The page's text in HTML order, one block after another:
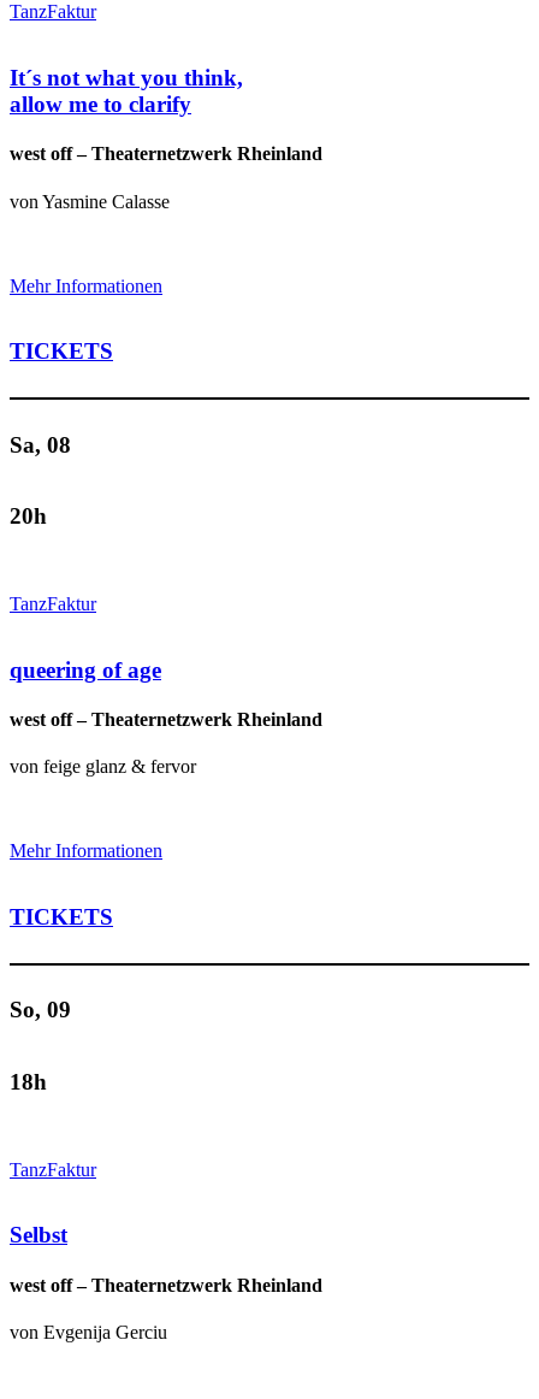
TanzFaktur
It´s not what you think,
allow me to clarify
west off – Theaternetzwerk Rheinland
von Yasmine Calasse
Mehr Informationen
TICKETS
Sa, 08
20h
TanzFaktur
queering of age
west off – Theaternetzwerk Rheinland
von feige glanz & fervor
Mehr Informationen
TICKETS
So, 09
18h
TanzFaktur
Selbst
west off – Theaternetzwerk Rheinland
von Evgenija Gerciu